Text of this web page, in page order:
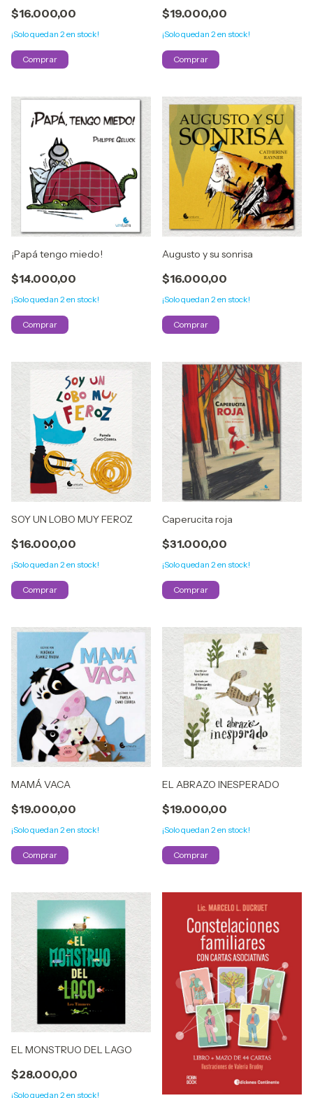
$16.000,00
¡Solo quedan 2en stock!
$19.000,00
¡Solo quedan 2en stock!
¡Papá tengo miedo!
$14.000,00
¡Solo quedan 2en stock!
Augusto y su sonrisa
$16.000,00
¡Solo quedan 2en stock!
SOY UN LOBO MUY FEROZ
$16.000,00
¡Solo quedan 2en stock!
Caperucita roja
$31.000,00
¡Solo quedan 2en stock!
MAMÁ VACA
$19.000,00
¡Solo quedan 2en stock!
EL ABRAZO INESPERADO
$19.000,00
¡Solo quedan 2en stock!
EL MONSTRUO DEL LAGO
$28.000,00
¡Solo quedan 2en stock!